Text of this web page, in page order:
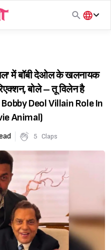
हिंदी
में बॉबी देओल के खलनायक
बोले – तू विलेन है
Deol Villain Role In
Animal)
5 Claps